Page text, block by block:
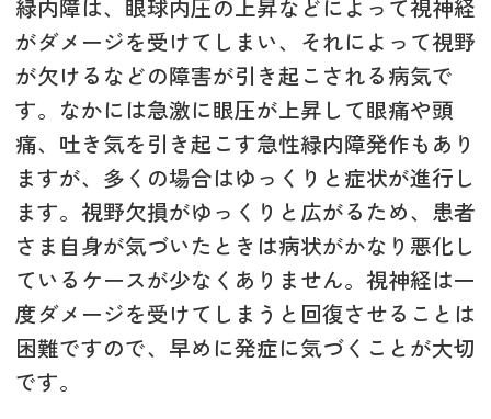
緑内障は、眼球内圧の上昇などによって視神経
がダメージを受けてしまい、それによって視野
が欠けるなどの障害が引き起こされる病気で
す。なかには急激に眼圧が上昇して眼痛や頭
痛、吐き気を引き起こす急性緑内障発作もあり
ますが、多くの場合はゆっくりと症状が進行し
ます。視野欠損がゆっくりと広がるため、患者
さま自身が気づいたときは病状がかなり悪化し
ているケースが少なくありません。視神経は一
度ダメージを受けてしまうと回復させることは
困難ですので、早めに発症に気づくことが大切
です。